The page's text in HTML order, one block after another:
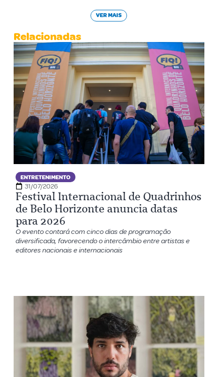
VER MAIS
Relacionadas
ENTRETENIMENTO
31/07/2026
Festival Internacional de Quadrinhos
de Belo Horizonte anuncia datas
para 2026
O evento contará com cinco dias de programação
diversificada, favorecendo o intercâmbio entre artistas e
editores nacionais e internacionais